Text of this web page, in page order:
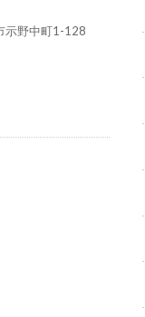
示野中町1-128